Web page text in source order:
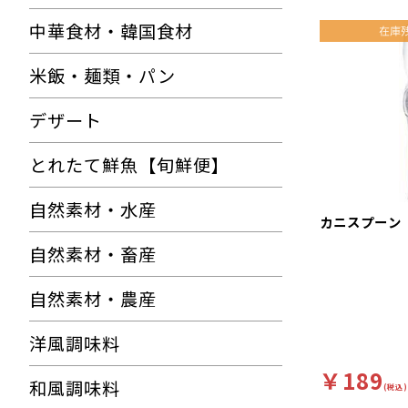
中華食材・韓国食材
米飯・麺類・パン
デザート
とれたて鮮魚【旬鮮便】
自然素材・水産
自然素材・畜産
自然素材・農産
洋風調味料
和風調味料
カニスプー
￥189(税込)